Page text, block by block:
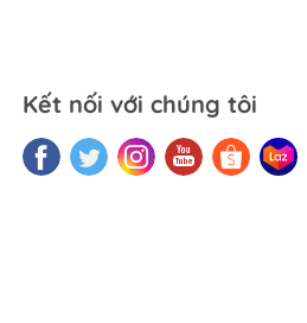
Kết nối với chúng tôi